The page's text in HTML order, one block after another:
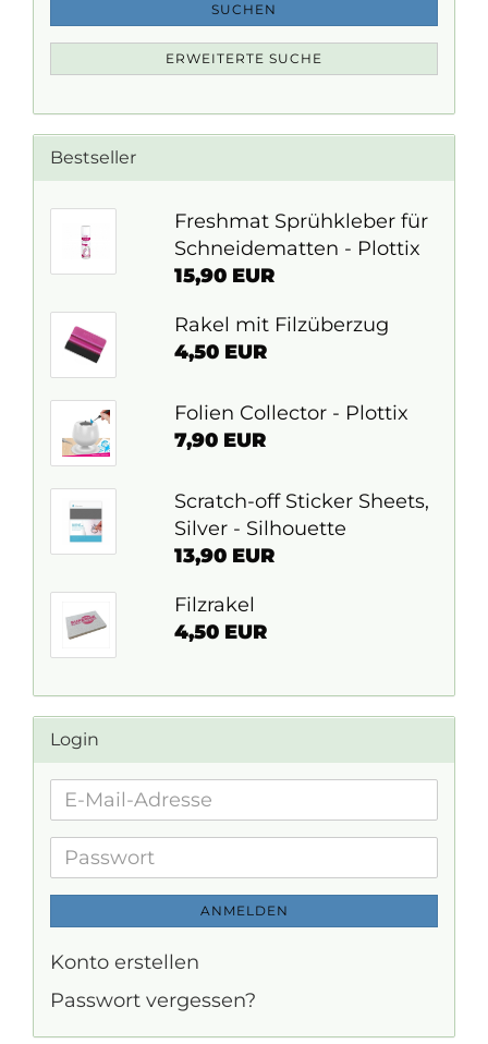
SUCHEN
ERWEITERTE SUCHE
Bestseller
Freshmat Sprühkleber für
Schneidematten - Plottix
15,90 EUR
Rakel mit Filzüberzug
4,50 EUR
Folien Collector - Plottix
7,90 EUR
Scratch-off Sticker Sheets,
Silver - Silhouette
13,90 EUR
Filzrakel
4,50 EUR
Login
E-
Adresse
Passwort
ANMELDEN
Konto erstellen
Passwort vergessen?